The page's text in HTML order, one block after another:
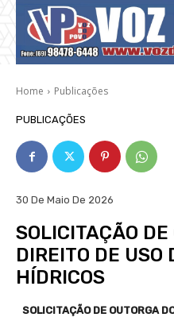
Home Publicações
PUBLICAÇÕES
30 De Maio De 2026
SOLICITAÇÃO DE
DIREITO DE USO
HÍDRICOS
SOLICITAÇÃO DE OUTORGA